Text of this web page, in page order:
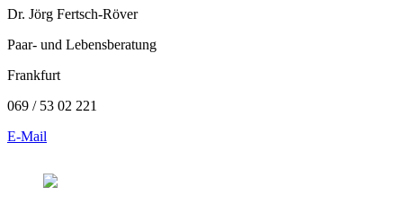
Dr. Jörg Fertsch-Röver
Paar- und Lebensberatung
Frankfurt
069 / 53 02 221
E-Mail